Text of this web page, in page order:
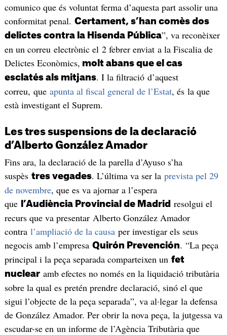
comunico que és voluntat ferma d’aquesta part assolir una
conformitat penal. Certament, s’han comès dos
delictes contra la Hisenda Pública”, va reconèixer
en un correu electrònic el 2 febrer enviat a la Fiscalia de
Delictes Econòmics, molt abans que el cas
esclatés als mitjans. I la filtració d’aquest
correu, que apunta al fiscal general de l’Estat, és la que
està investigant el Suprem.
Les tres suspensions de la declaració
d’Alberto González Amador
Fins ara, la declaració de la parella d’Ayuso s’ha
suspès tres vegades. L’última va ser la prevista pel 29
de novembre, que es va ajornar a l’espera
que
l’Audiència Provincial de Madrid resolgui el
recurs que va presentar Alberto González Amador
contra l’ampliació de la causaper investigar els seus
negocis amb l’empresa Quirón Prevención. “La peça
principal i la peça separada comparteixen un fet
nuclearamb efectes no només en la liquidació tributària
sobre la qual es pretén prendre declaració, sinó el que
sigui l’objecte de la peça separada”, va al·legar la defensa
de González Amador. Per obrir la nova peça, la jutgessa va
escudar-se en un informe de l’Agència Tributària que